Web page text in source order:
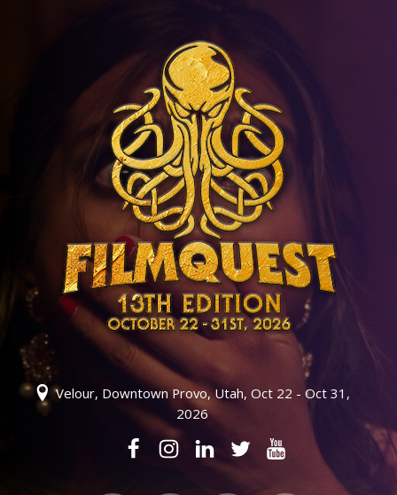
Velour, Downtown Provo, Utah, Oct 22 - Oct 31,
2026